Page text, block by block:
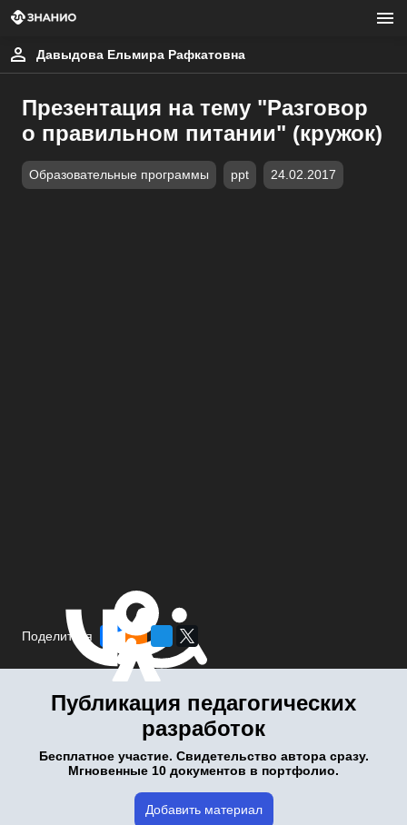
Давыдова Ельмира Рафкатовна
Презентация на тему "Разговор
о правильном питании" (кружок)
Образовательные программы ppt 24.02.2017
Поделиться
Публикация педагогических
разработок
Бесплатное участие. Свидетельство автора сразу.
Мгновенные 10 документов в портфолио.
Добавить материал